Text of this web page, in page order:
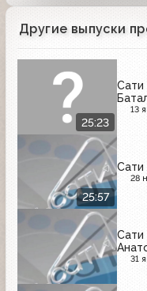
Другие выпуски
25:23
Сати
13
25:57
Сати
28
Сати
31